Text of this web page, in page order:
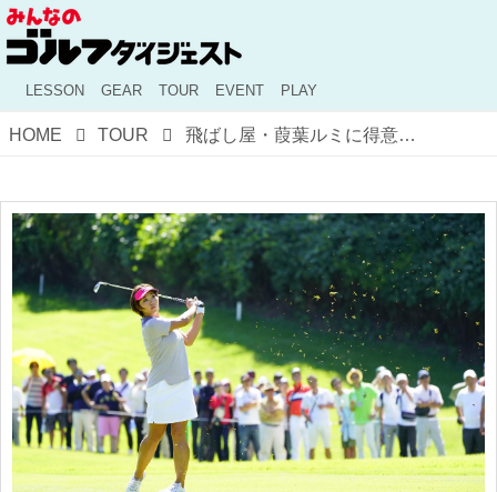
LESSON GEAR TOUR EVENT PLAY
HOME TOUR 飛ばし屋・葭葉ルミに得意技を聞いてみたら……答えは「100から120ヤードをピッチングで狙うこと」だった！